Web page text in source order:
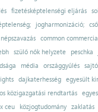
fizetésképtelenségi eljárás
jogharmonizáció;
népszavazás common
szülő nők helyzete
peschka
média országgyűlés
dajkaterhesség
egyesült
közigazgatási rendtartás
ceu közjogtudomány zaklatás